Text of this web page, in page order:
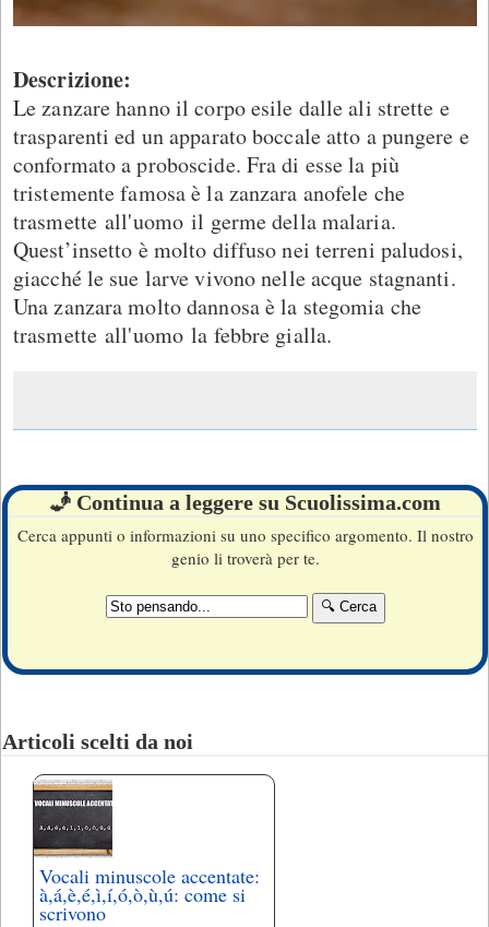
Descrizione:
Le zanzare hanno il corpo esile dalle ali strette e
trasparenti ed un apparato boccale atto a pungere e
conformato a proboscide. Fra di esse la più
tristemente famosa è la zanzara anofele che
trasmette all'uomo il germe della malaria.
Quest’insetto è molto diffuso nei terreni paludosi,
giacché le sue larve vivono nelle acque stagnanti.
Una zanzara molto dannosa è la stegomia che
trasmette all'uomo la febbre gialla.
🧞 Continua a leggere su Scuolissima.com
Cerca appunti o informazioni su uno specifico argomento. Il nostro
genio li troverà per te.
Articoli scelti da noi
Vocali minuscole accentate:
à,á,è,é,ì,í,ó,ò,ù,ú: come si
scrivono